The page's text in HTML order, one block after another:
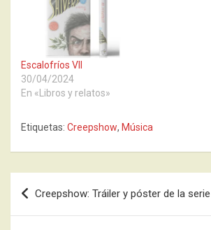
Escalofríos VII
30/04/2024
En «Libros y relatos»
Etiquetas: Creepshow, Música
Navegación
de
Creepshow: Tráiler y póster de la serie